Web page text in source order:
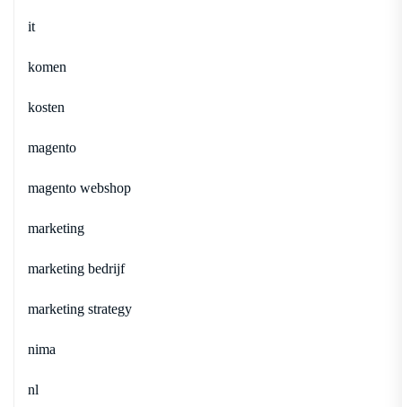
it
komen
kosten
magento
magento webshop
marketing
marketing bedrijf
marketing strategy
nima
nl